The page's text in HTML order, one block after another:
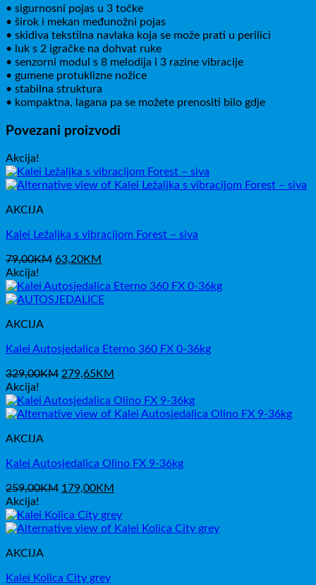
• sigurnosni pojas u 3 točke
• širok i mekan međunožni pojas
• skidiva tekstilna navlaka koja se može prati u perilici
• luk s 2 igračke na dohvat ruke
• senzorni modul s 8 melodija i 3 razine vibracije
• gumene protuklizne nožice
• stabilna struktura
• kompaktna, lagana pa se možete prenositi bilo gdje
Povezani proizvodi
Akcija!
AKCIJA
Kalei Ležaljka s vibracijom Forest – siva
79,00KM Izvorna
bila
je:
63,20KM
je:
63,20KM.
Akcija!
AKCIJA
Kalei Autosjedalica Eterno 360 FX 0-36kg
329,00KM Izvorna
bila
je:
279,65KM
je:
279,65KM.
Akcija!
AKCIJA
Kalei Autosjedalica Olino FX 9-36kg
259,00KM Izvorna
bila
je:
179,00KM
je:
179,00KM.
Akcija!
AKCIJA
Kalei Kolica City grey